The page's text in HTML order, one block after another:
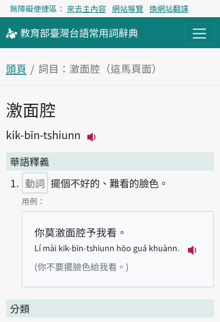
無障礙便捷區： 來去主內容 網站導覽 換網站翻譯
教育部臺灣台語常用詞辭典
頭頁 詞目：激面腔（這馬頁面）
主內容區
激面腔
kik-bīn-tshiunn
華語釋義
動詞 擺個不好的、難看的臉色。
第1項釋義的
用例：
你莫激面腔予我看。
Lí mài kik-bīn-tshiunn hōo guá khuànn.
(你不要擺臉色給我看。)
分類